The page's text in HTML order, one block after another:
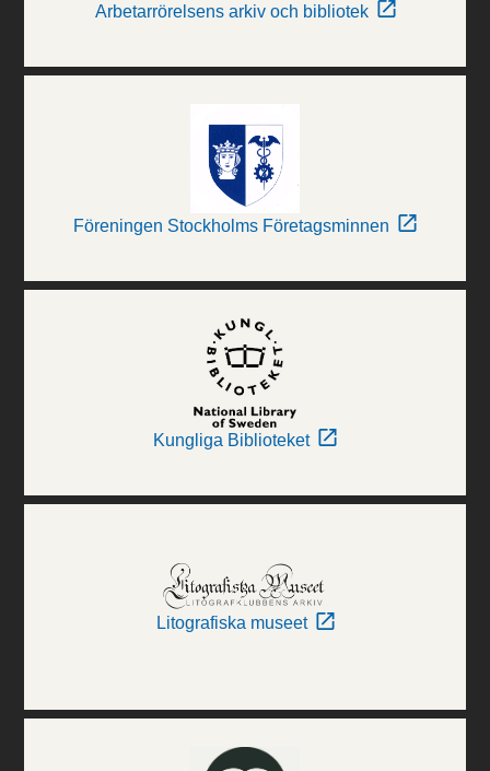
Arbetarrörelsens arkiv och bibliotek
Föreningen Stockholms Företagsminnen
Kungliga Biblioteket
Litografiska museet